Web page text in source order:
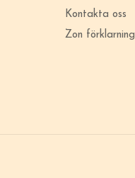
Kontakta oss
Zon förklarning